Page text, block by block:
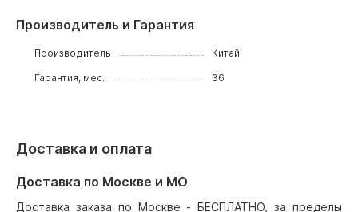
Производитель и Гарантия
Производитель Китай
Гарантия, мес. 36
Доставка и оплата
Доставка по Москве и МО
Доставка заказа по Москве - БЕСПЛАТНО, за пределы